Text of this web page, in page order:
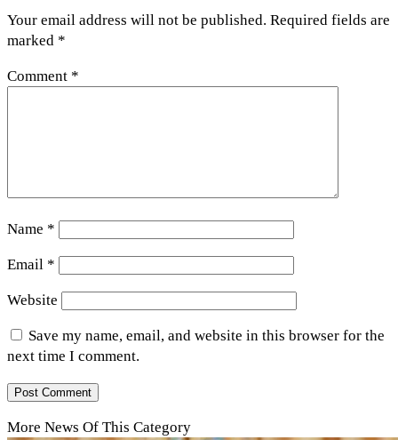
Your email address will not be published. Required fields are
marked *
Comment *
Name *
Email *
Website
Save my name, email, and website in this browser for the
next time I comment.
More News Of This Category